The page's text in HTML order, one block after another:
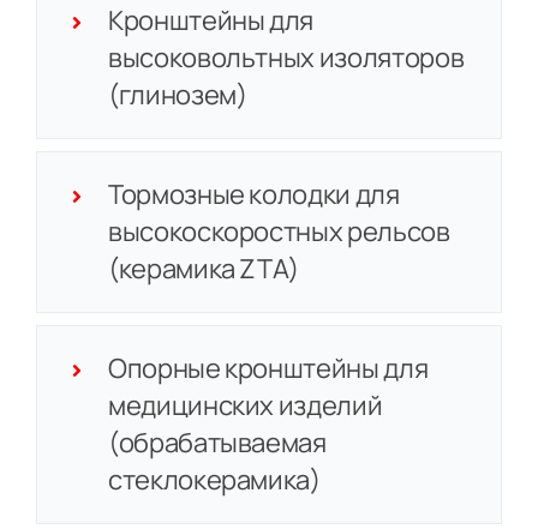
Кронштейны для
высоковольтных изоляторов
(глинозем)
Тормозные колодки для
высокоскоростных рельсов
(керамика ZTA)
Опорные кронштейны для
медицинских изделий
(обрабатываемая
стеклокерамика)